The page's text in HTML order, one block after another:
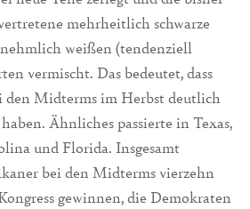
mehrheitlich schwarze
weißen (tendenziell
vermischt. Das bedeutet, dass
den Midterms im Herbst deutlich
Ähnliches passierte in Texas,
und Florida. Insgesamt
bei den Midterms vierzehn
gewinnen, die Demokraten